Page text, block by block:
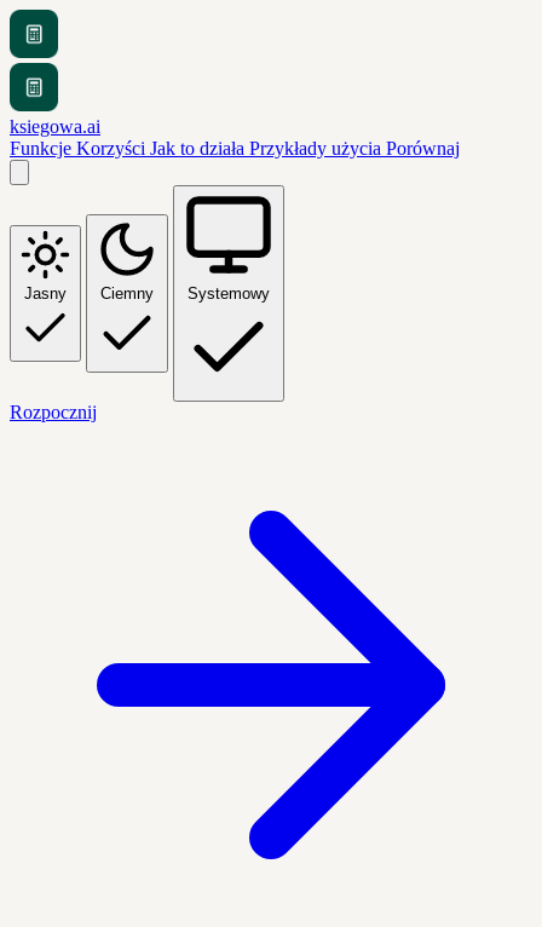
ksiegowa.ai
Funkcje Korzyści Jak to działa Przykłady użycia Porównaj
Jasny Ciemny Systemowy
Rozpocznij